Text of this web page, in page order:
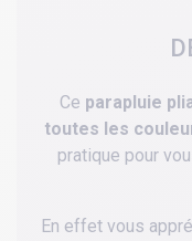
Ce parapluie
toutes les
pratique pour
En effet vous